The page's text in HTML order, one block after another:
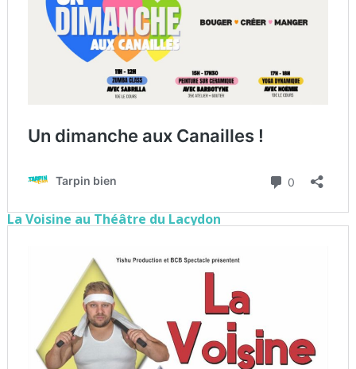
La Voisine au Théâtre du Lacydon